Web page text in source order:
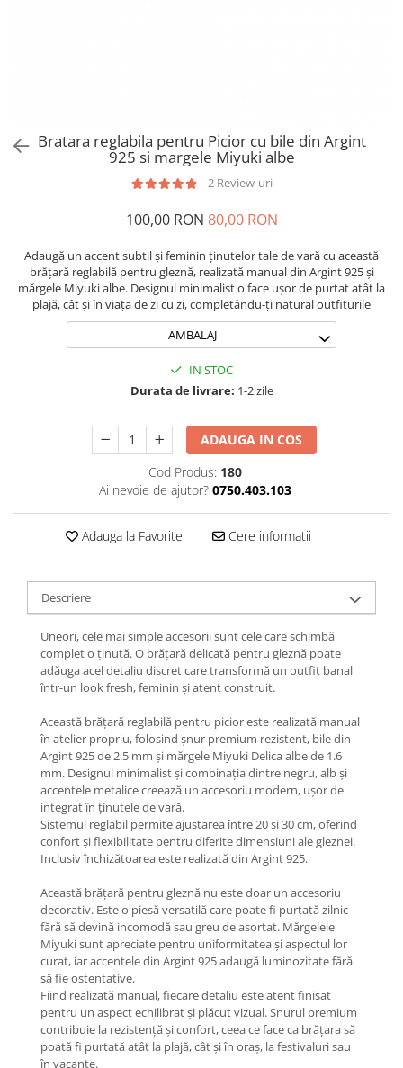
Coliere Transparente cu Initiale
Coliere Transparente cu Flori
Coliere Transparente cu Molecule
Naturale
Coliere Transparente Diverse
LĂNȚIȘOARE ARGINT
Lănțișoare cu Semilună
Lănțișoare cu Zodii
Lănțișoare Argint Diverse
Coliere cu Perle Naturale
COLIERE ȘNUR REGLABIL
Coliere cu Inimioare
Coliere cu Cruce
Coliere cu Stea
Coliere cu Soare
Coliere cu Semilună
Coliere cu Zodii
Coliere cu Flori
Coliere cu Animale
Coliere cu Molecule
Coliere Diverse
BRĂȚĂRI
BRĂȚĂRI CU ȘNUR REGLABIL
Brățări din Aur cu șnur reglabil
Brățări din Argint cu șnur reglabil
BRĂȚĂRI CU PIETRE SEMIPREȚIOASE
Brățări din Aur cu pietre
semiprețioase
Bratara reglabila pentru Picior cu bile din Argint
925 si margele Miyuki albe
2 Review-uri
100,00 RON 80,00 RON
Adaugă un accent subtil și feminin ținutelor tale de vară cu această
brățară reglabilă pentru gleznă, realizată manual din Argint 925 și
mărgele Miyuki albe. Designul minimalist o face ușor de purtat atât la
plajă, cât și în viața de zi cu zi, completându-ți natural outfiturile
AMBALAJ
IN STOC
Durata de livrare: 1-2 zile
ADAUGA IN COS
Cod Produs: 180
Ai nevoie de ajutor? 0750.403.103
Adauga la Favorite Cere informatii
Descriere
Uneori, cele mai simple accesorii sunt cele care schimbă
complet o ținută. O brățară delicată pentru gleznă poate
adăuga acel detaliu discret care transformă un outfit banal
într-un look fresh, feminin și atent construit.
Această brățară reglabilă pentru picior este realizată manual
în atelier propriu, folosind șnur premium rezistent, bile din
Argint 925 de 2.5 mm și mărgele Miyuki Delica albe de 1.6
mm. Designul minimalist și combinația dintre negru, alb și
accentele metalice creează un accesoriu modern, ușor de
integrat în ținutele de vară.
Sistemul reglabil permite ajustarea între 20 și 30 cm, oferind
confort și flexibilitate pentru diferite dimensiuni ale gleznei.
Inclusiv închizătoarea este realizată din Argint 925.
Această brățară pentru gleznă nu este doar un accesoriu
decorativ. Este o piesă versatilă care poate fi purtată zilnic
fără să devină incomodă sau greu de asortat. Mărgelele
Miyuki sunt apreciate pentru uniformitatea și aspectul lor
curat, iar accentele din Argint 925 adaugă luminozitate fără
să fie ostentative.
Fiind realizată manual, fiecare detaliu este atent finisat
pentru un aspect echilibrat și plăcut vizual. Șnurul premium
contribuie la rezistență și confort, ceea ce face ca brățara să
poată fi purtată atât la plajă, cât și în oraș, la festivaluri sau
în vacanțe.